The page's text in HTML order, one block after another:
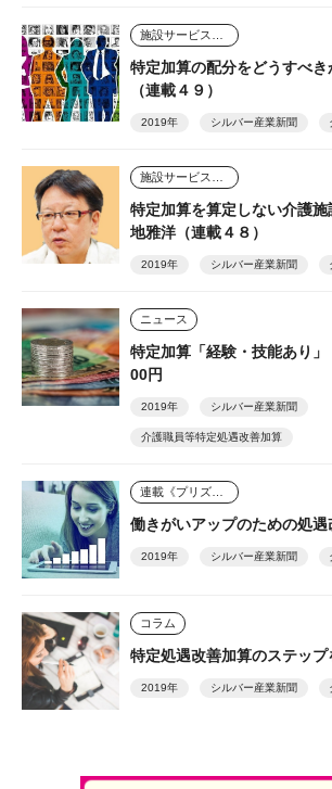
特定加算の配分をどうすべ
（連載４９）
2019年 シルバー産業新聞
特定加算を算定しない介護
地雅洋（連載４８）
2019年 シルバー産業新聞
ニュース
特定加算「経験・技能あり
00円
2019年 シルバー産業新聞
介護職員等特定処遇改善加算
働きがいアップのための処遇
2019年 シルバー産業新聞
コラム
特定処遇改善加算のステップ
2019年 シルバー産業新聞